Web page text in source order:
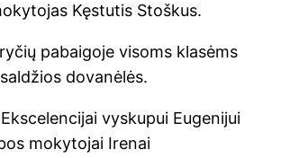
Kęstutis Stoškus.
pabaigoje visoms klasėms
dovanėlės.
vyskupui Eugenijui
mokytojai Irenai